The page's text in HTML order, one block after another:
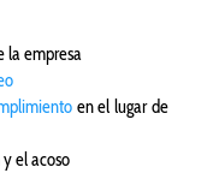
la empresa
en el lugar de
el acoso